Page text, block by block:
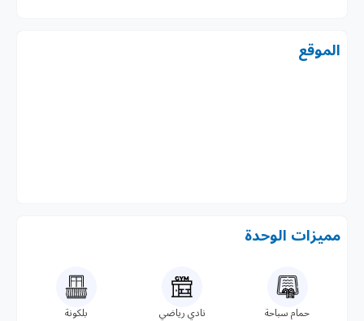
الموقع
مميزات الوحدة
حمام سباحة نادي رياضي بلكونة